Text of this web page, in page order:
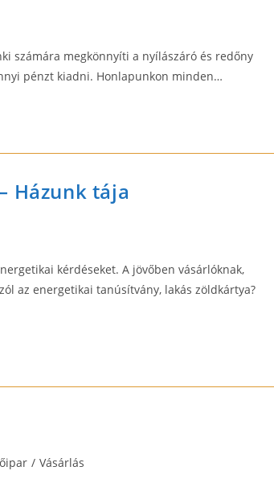
számára megkönnyíti a nyílászáró és redőny
pénzt kiadni. Honlapunkon minden…
Házunk tája
kérdéseket. A jövőben vásárlóknak,
az energetikai tanúsítvány, lakás zöldkártya?
/ Vásárlás